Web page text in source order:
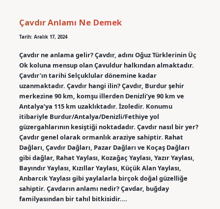
Çavdır Anlamı Ne Demek
Tarih: Aralık 17, 2024
Çavdır ne anlama gelir? Çavdır, adını Oğuz Türklerinin Üç
Ok koluna mensup olan Çavuldur halkından almaktadır.
Çavdır’ın tarihi Selçuklular dönemine kadar
uzanmaktadır. Çavdır hangi ilin? Çavdır, Burdur şehir
merkezine 90 km, komşu illerden Denizli’ye 90 km ve
Antalya’ya 115 km uzaklıktadır. İzoledir. Konumu
itibariyle Burdur/Antalya/Denizli/Fethiye yol
güzergahlarının kesiştiği noktadadır. Çavdır nasıl bir yer?
Çavdır genel olarak ormanlık araziye sahiptir. Rahat
Dağları, Çavdır Dağları, Pazar Dağları ve Koçaş Dağları
gibi dağlar, Rahat Yaylası, Kozağaç Yaylası, Yazır Yaylası,
Bayındır Yaylası, Kızıllar Yaylası, Küçük Alan Yaylası,
Anbarcık Yaylası gibi yaylalarla birçok doğal güzelliğe
sahiptir. Çavdarın anlamı nedir? Çavdar, buğday
familyasından bir tahıl bitkisidir.…